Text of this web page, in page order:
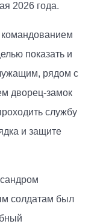
2026 года.
показать и
рядом с
дворец-замок
службу
и защите
солдатам был